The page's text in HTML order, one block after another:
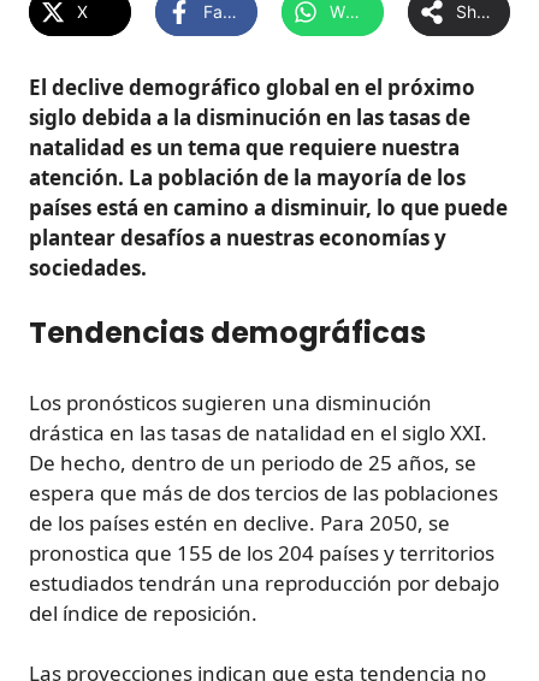
X Facebook WhatsApp Share
El declive demográfico global en el próximo
siglo debida a la disminución en las tasas de
natalidad es un tema que requiere nuestra
atención. La población de la mayoría de los
países está en camino a disminuir, lo que puede
plantear desafíos a nuestras economías y
sociedades.
Tendencias demográficas
Los pronósticos sugieren una disminución
drástica en las tasas de natalidad en el siglo XXI.
De hecho, dentro de un periodo de 25 años, se
espera que más de dos tercios de las poblaciones
de los países estén en declive. Para 2050, se
pronostica que 155 de los 204 países y territorios
estudiados tendrán una reproducción por debajo
del índice de reposición.
Las proyecciones indican que esta tendencia no